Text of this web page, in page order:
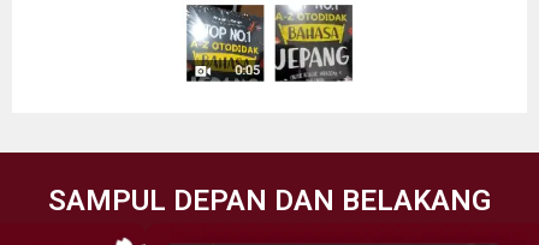
SAMPUL DEPAN DAN BELAKANG